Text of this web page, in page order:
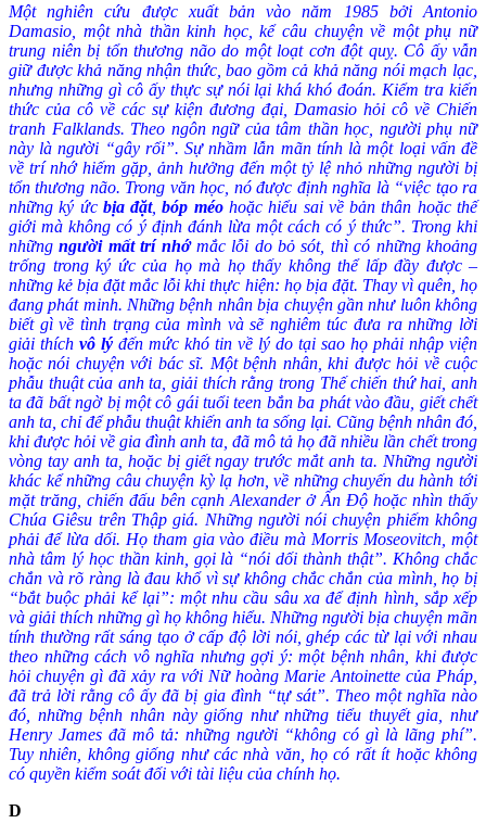
Một nghiên cứu được xuất bản vào năm 1985 bởi Antonio
Damasio, một nhà thần kinh học, kể câu chuyện về một phụ nữ
trung niên bị tổn thương não do một loạt cơn đột quỵ. Cô ấy vẫn
giữ được khả năng nhận thức, bao gồm cả khả năng nói mạch lạc,
nhưng những gì cô ấy thực sự nói lại khá khó đoán. Kiểm tra kiến
thức của cô về các sự kiện đương đại, Damasio hỏi cô về Chiến
tranh Falklands. Theo ngôn ngữ của tâm thần học, người phụ nữ
này là người “gây rối”. Sự nhầm lẫn mãn tính là một loại vấn đề
về trí nhớ hiếm gặp, ảnh hưởng đến một tỷ lệ nhỏ những người bị
tổn thương não. Trong văn học, nó được định nghĩa là “việc tạo ra
những ký ức bịa đặt,bóp méohoặc hiểu sai về bản thân hoặc thế
giới mà không có ý định đánh lừa một cách có ý thức”. Trong khi
nhữngngười mất trí nhớmắc lỗi do bỏ sót, thì có những khoảng
trống trong ký ức của họ mà họ thấy không thể lấp đầy được –
những kẻ bịa đặt mắc lỗi khi thực hiện: họ bịa đặt. Thay vì quên, họ
đang phát minh. Những bệnh nhân bịa chuyện gần như luôn không
biết gì về tình trạng của mình và sẽ nghiêm túc đưa ra những lời
giải thích vô lý đến mức khó tin về lý do tại sao họ phải nhập viện
hoặc nói chuyện với bác sĩ. Một bệnh nhân, khi được hỏi về cuộc
phẫu thuật của anh ta, giải thích rằng trong Thế chiến thứ hai, anh
ta đã bất ngờ bị một cô gái tuổi teen bắn ba phát vào đầu, giết chết
anh ta, chỉ để phẫu thuật khiến anh ta sống lại. Cũng bệnh nhân đó,
khi được hỏi về gia đình anh ta, đã mô tả họ đã nhiều lần chết trong
vòng tay anh ta, hoặc bị giết ngay trước mắt anh ta. Những người
khác kể những câu chuyện kỳ lạ hơn, về những chuyến du hành tới
mặt trăng, chiến đấu bên cạnh Alexander ở Ấn Độ hoặc nhìn thấy
Chúa Giêsu trên Thập giá. Những người nói chuyện phiếm không
phải để lừa dối. Họ tham gia vào điều mà Morris Moseovitch, một
nhà tâm lý học thần kinh, gọi là “nói dối thành thật”. Không chắc
chắn và rõ ràng là đau khổ vì sự không chắc chắn của mình, họ bị
“bắt buộc phải kể lại”: một nhu cầu sâu xa để định hình, sắp xếp
và giải thích những gì họ không hiểu. Những người bịa chuyện mãn
tính thường rất sáng tạo ở cấp độ lời nói, ghép các từ lại với nhau
theo những cách vô nghĩa nhưng gợi ý: một bệnh nhân, khi được
hỏi chuyện gì đã xảy ra với Nữ hoàng Marie Antoinette của Pháp,
đã trả lời rằng cô ấy đã bị gia đình “tự sát”. Theo một nghĩa nào
đó, những bệnh nhân này giống như những tiểu thuyết gia, như
Henry James đã mô tả: những người “không có gì là lãng phí”.
Tuy nhiên, không giống như các nhà văn, họ có rất ít hoặc không
có quyền kiểm soát đối với tài liệu của chính họ.
D